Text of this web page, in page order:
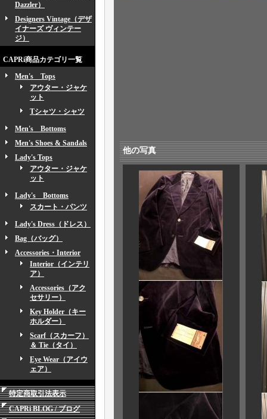
Dazzler）
Designers Vintage（デザ
イナーズ ヴィンテー
ジ）
CAPRi商品カテゴリ一覧
Men's Tops
アウター・ジャケ
ット
Tシャツ・シャツ
Men's Bottoms
Men's Shoes & Sandals
Lady's Tops
アウター・ジャケ
ット
Lady's Bottoms
スカート・パンツ
Lady's Dress（ドレス）
Bag（バッグ）
Accessories・Interior
Interior（インテリ
ア）
Accessories（アク
セサリー）
Key Holder（キー
ホルダー）
Scarf（スカーフ）
＆ Tie（タイ）
Eye Wear（アイウ
ェア）
特定商取引法表示
CAPRi BLOG / ブログ
他の写真